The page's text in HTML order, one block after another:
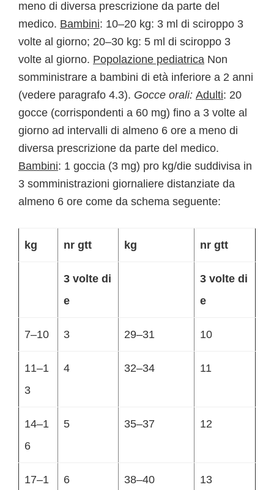
meno di diversa prescrizione da parte del
medico. Bambini: 10–20 kg: 3 ml di sciroppo 3
volte al giorno; 20–30 kg: 5 ml di sciroppo 3
volte al giorno. Popolazione pediatrica Non
somministrare a bambini di età inferiore a 2 anni
(vedere paragrafo 4.3). Gocce orali: Adulti: 20
gocce (corrispondenti a 60 mg) fino a 3 volte al
giorno ad intervalli di almeno 6 ore a meno di
diversa prescrizione da parte del medico.
Bambini: 1 goccia (3 mg) pro kg/die suddivisa in
3 somministrazioni giornaliere distanziate da
almeno 6 ore come da schema seguente:
kg nr gtt kg nr gtt
3 volte di
e
3 volte di
e
7–10 3 29–31 10
11–1
3
4 32–34 11
14–1
6
5 35–37 12
17–1
6 38–40 13